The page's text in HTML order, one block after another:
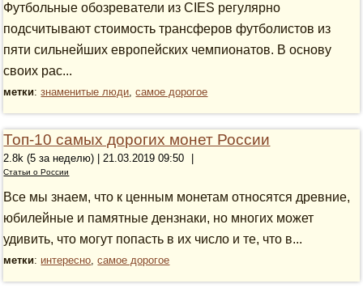
Футбольные обозреватели из CIES регулярно
подсчитывают стоимость трансферов футболистов из
пяти сильнейших европейских чемпионатов. В основу
своих рас...
метки:знаменитые люди,самое дорогое
Топ-10 самых дорогих монет России
2.8k (5 за неделю) | 21.03.2019 09:50
Статьи о России
Все мы знаем, что к ценным монетам относятся древние,
юбилейные и памятные дензнаки, но многих может
удивить, что могут попасть в их число и те, что в...
метки: интересно,самое дорогое